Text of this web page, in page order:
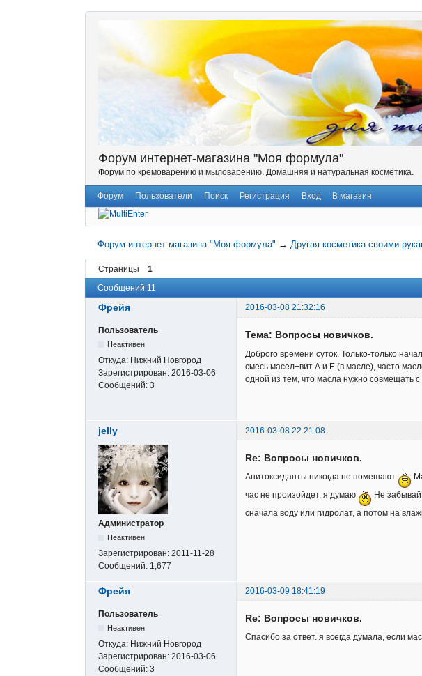
Форум интернет-магазина "Моя формула"
Форум по кремоварению и мыловарению. Домашняя и натуральная косметика.
Форум Пользователи Поиск Регистрация Вход В магазин
Форум интернет-магазина "Моя формула" →Другая косметика своими
Страницы 1
Сообщений 11
Фрейя 2016-03-08 21:32:16
Пользователь
Неактивен
Откуда: Нижний Новгород
Зарегистрирован: 2016-03-06
Сообщений: 3
Тема: Вопросы новичков.
Доброго времени суток. Только-только
смесь масел+вит А и Е (в масле), часто
одной из тем, что масла нужно совмещать
jelly 2016-03-08 22:21:08
Администратор
Неактивен
Зарегистрирован: 2011-11-28
Сообщений: 1,677
Re: Вопросы новичков.
Анитоксиданты никогда не помешают
час не произойдет, я думаю
Не
сначала воду или гидролат, а потом на
Фрейя 2016-03-09 18:41:19
Пользователь
Неактивен
Откуда: Нижний Новгород
Зарегистрирован: 2016-03-06
Сообщений: 3
Re: Вопросы новичков.
Спасибо за ответ. я всегда думала, если